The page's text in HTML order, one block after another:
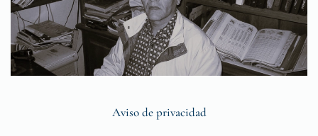
Aviso de privacidad